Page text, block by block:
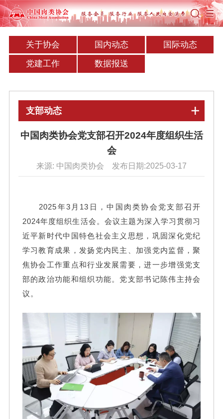
关于协会 国内动态 国际动态
党建工作 数据报送
支部动态
中国肉类协会党支部召开2024年度组织生活
会
来源: 中国肉类协会 发布日期:2025-03-17
2025年3月13日，中国肉类协会党支部召开
2024年度组织生活会。会议主题为深入学习贯彻习
近平新时代中国特色社会主义思想，巩固深化党纪
学习教育成果，发扬党内民主、加强党内监督，聚
焦协会工作重点和行业发展需要，进一步增强党支
部的政治功能和组织功能。党支部书记陈伟主持会
议。